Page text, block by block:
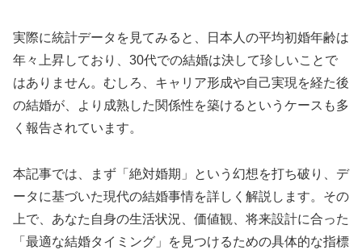
実際に統計データを見てみると、日本人の平均初婚年齢は
年々上昇しており、30代での結婚は決して珍しいことで
はありません。むしろ、キャリア形成や自己実現を経た後
の結婚が、より成熟した関係性を築けるというケースも多
く報告されています。
本記事では、まず「絶対婚期」という幻想を打ち破り、デ
ータに基づいた現代の結婚事情を詳しく解説します。その
上で、あなた自身の生活状況、価値観、将来設計に合った
「最適な結婚タイミング」を見つけるための具体的な指標